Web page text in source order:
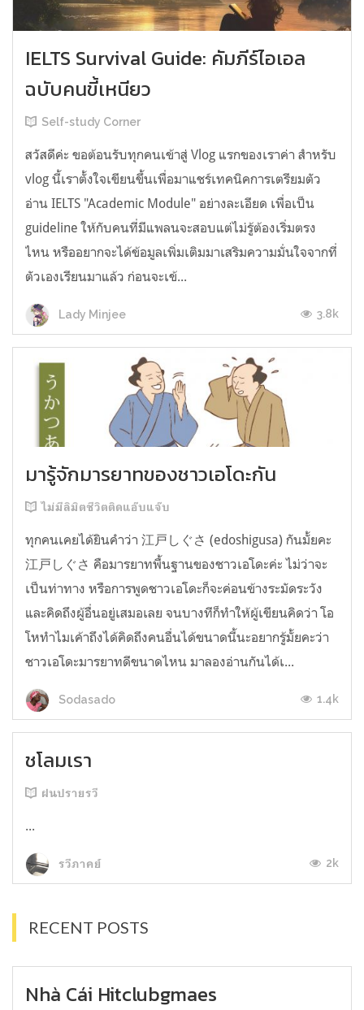
IELTS Survival Guide: คัมภีร์ไอเอล
ฉบับคนขี้เหนียว
Self-study Corner
สวัสดีค่ะ ขอต้อนรับทุกคนเข้าสู่ Vlog แรกของเราค่า สำหรับ
vlog นี้เราตั้งใจเขียนขึ้นเพื่อมาแชร์เทคนิคการเตรียมตัว
อ่าน IELTS "Academic Module" อย่างละเอียด เพื่อเป็น
guideline ให้กับคนที่มีแพลนจะสอบแต่ไม่รู้ต้องเริ่มตรง
ไหน หรืออยากจะได้ข้อมูลเพิ่มเติมมาเสริมความมั่นใจจากที่
ตัวเองเรียนมาแล้ว ก่อนจะเข้...
Lady Minjee 3.8k
มารู้จักมารยาทของชาวเอโดะกัน
ไม่มีลิมิตชีวิตติดแอ๊บแจ๊บ
ทุกคนเคยได้ยินคำว่า 江戸しぐさ (edoshigusa) กันมั้ยคะ
江戸しぐさ คือมารยาทพื้นฐานของชาวเอโดะค่ะ ไม่ว่าจะ
เป็นท่าทาง หรือการพูดชาวเอโดะก็จะค่อนข้างระมัดระวัง
และคิดถึงผู้อื่นอยู่เสมอเลย จนบางทีก็ทำให้ผู้เขียนคิดว่า โอ
โหทำไมเค้าถึงได้คิดถึงคนอื่นได้ขนาดนี้นะอยากรู้มั้ยคะว่า
ชาวเอโดะมารยาทดีขนาดไหน มาลองอ่านกันได้เ...
Sodasado 1.4k
ชโลมเรา
ฝนปรายรวี
...
รวีภาคย์ 2k
RECENT POSTS
Nhà Cái Hitclubgmaes